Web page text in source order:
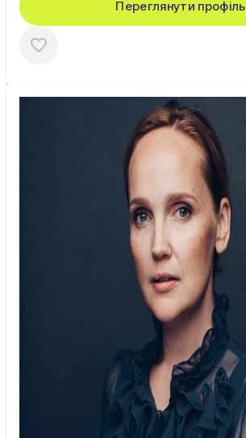
Переглянути профіль